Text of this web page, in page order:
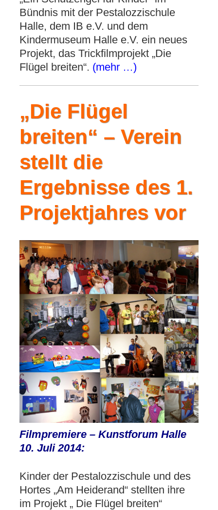
Bündnis mit der Pestalozzischule
Halle, dem IB e.V. und dem
Kindermuseum Halle e.V. ein neues
Projekt, das Trickfilmprojekt „Die
Flügel breiten“. (mehr …)
„Die Flügel
breiten“ – Verein
stellt die
Ergebnisse des 1.
Projektjahres vor
Filmpremiere – Kunstforum Halle
10. Juli 2014:
Kinder der Pestalozzischule und des
Hortes „Am Heiderand“ stellten ihre
im Projekt „ Die Flügel breiten“